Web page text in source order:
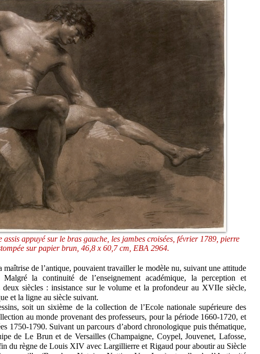
assis appuyé sur le bras gauche, les jambes croisées, février 1789, pierre
sur papier brun, 46,8 x 60,7 cm, EBA 2964.
maîtrise de l’antique, pouvaient travailler le modèle nu, suivant une attitude
la continuité de l’enseignement académique, la perception et
deux siècles : insistance sur le volume et la profondeur au XVIIe siècle,
et la ligne au siècle suivant.
soit un sixième de la collection de l’Ecole nationale supérieure des
au monde provenant des professeurs, pour la période 1660-1720, et
1750-1790. Suivant un parcours d’abord chronologique puis thématique,
de Le Brun et de Versailles (Champaigne, Coypel, Jouvenet, Lafosse,
du règne de Louis XIV avec Largillierre et Rigaud pour aboutir au Siècle